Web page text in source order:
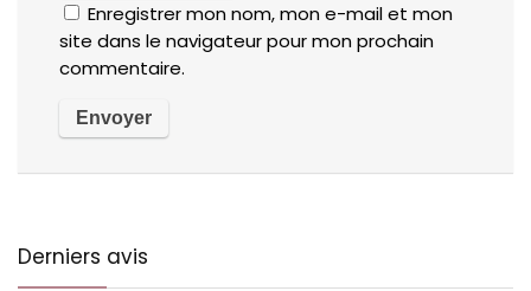
Enregistrer mon nom, mon e-mail et mon
site dans le navigateur pour mon prochain
commentaire.
Derniers avis